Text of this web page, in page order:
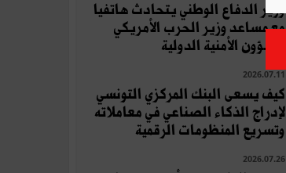
وزير الدفاع الوطني يتحادث هاتفيا
مع مساعد وزير الحرب الأمريكي
للشؤون الأمنية الدولية
2026.07.11
كيف يسعى البنك المركزي التونسي
لإدراج الذكاء الصناعي في معاملاته
وتسريع المنظومات الرقمية
2026.07.26